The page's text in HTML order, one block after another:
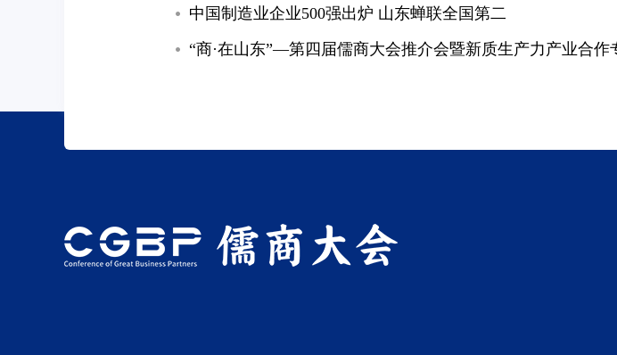
中国制造业企业500强出炉 山东蝉联全国第二
“商·在山东”—第四届儒商大会推介会暨新质生产力产业合作